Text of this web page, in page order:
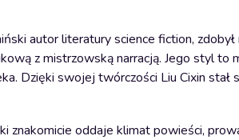
autor literatury science fiction,
z mistrzowską narracją. Jego styl to
Dzięki swojej twórczości Liu Cixin
znakomicie oddaje klimat powieści,